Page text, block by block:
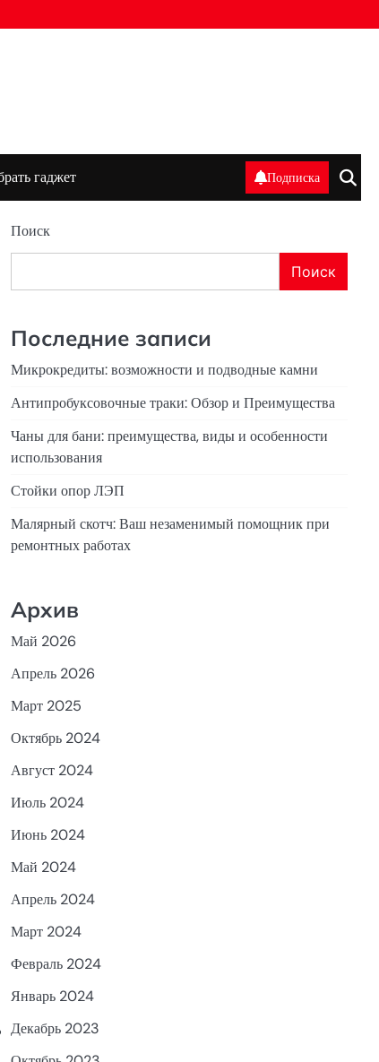
гаджет Подписка
Поиск
Поиск
Последние записи
Микрокредиты: возможности и подводные камни
Антипробуксовочные траки: Обзор и Преимущества
Чаны для бани: преимущества, виды и особенности
использования
Стойки опор ЛЭП
Малярный скотч: Ваш незаменимый помощник при
ремонтных работах
Архив
Май 2026
Апрель 2026
Март 2025
Октябрь 2024
Август 2024
Июль 2024
Июнь 2024
Май 2024
Апрель 2024
Март 2024
Февраль 2024
Январь 2024
Декабрь 2023